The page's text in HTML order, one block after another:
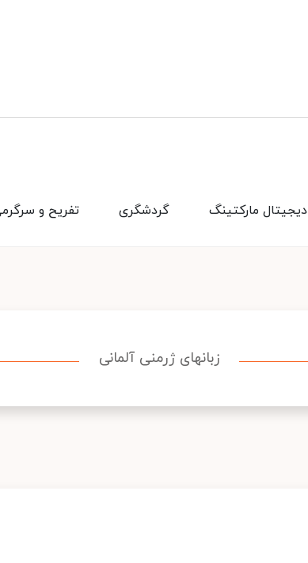
تفریح و گردشگری دیجیتال مارکتینگ
زبانهای ژرمنی آلمانی